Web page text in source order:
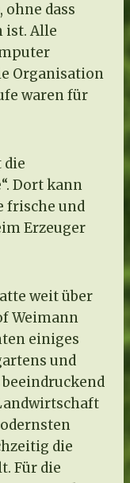
ohne dass
ist. Alle
Organisation
waren für
die
Dort kann
frische und
Erzeuger
weit über
Weimann
einiges
und
die
Für die